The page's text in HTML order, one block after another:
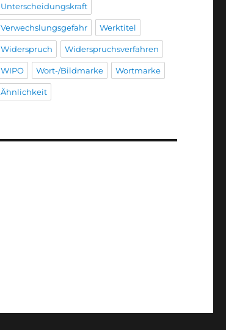
Unterscheidungskraft
Verwechslungsgefahr Werktitel
Widerspruch Widerspruchsverfahren
WIPO Wort-/Bildmarke Wortmarke
Ähnlichkeit